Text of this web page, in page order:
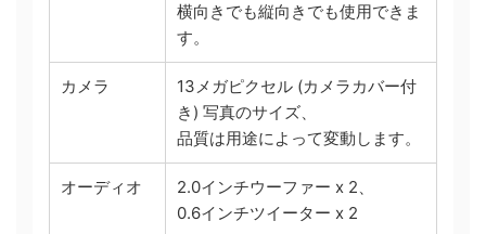
横向きでも縦向きでも使用できま
す。
カメラ
13メガピクセル (カメラカバー付
き) 写真のサイズ、
品質は用途によって変動します。
オーディオ
2.0インチウーファー x 2、
0.6インチツイーター x 2